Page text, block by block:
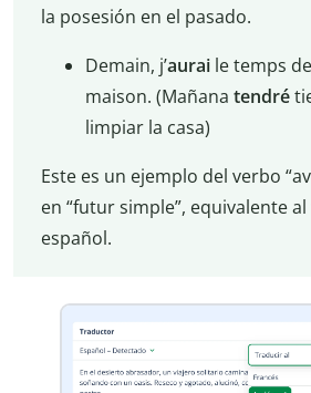
la posesión en el pasado.
Demain, j’auraile temps
maison. (Mañana tendré
limpiar la casa)
Este es un ejemplo del verbo
en “futur simple”, equivalente al
español.